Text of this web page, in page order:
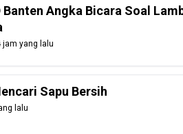
Banten Angka Bicara Soal
jam yang lalu
Sapu Bersih
lalu